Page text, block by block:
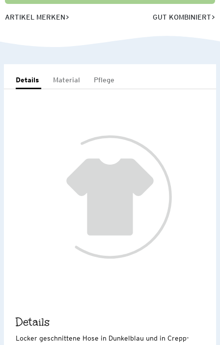
ARTIKEL MERKEN GUT KOMBINIERT
Details Material Pflege
Details
Locker geschnittene Hose in Dunkelblau und in Crepp-